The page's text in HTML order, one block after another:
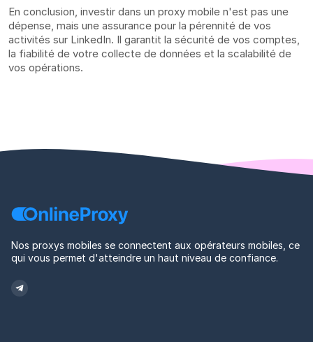
En conclusion, investir dans un proxy mobile n'est pas une
dépense, mais une assurance pour la pérennité de vos
activités sur LinkedIn. Il garantit la sécurité de vos comptes,
la fiabilité de votre collecte de données et la scalabilité de
vos opérations.
Nos proxys mobiles se connectent aux opérateurs mobiles, ce
qui vous permet d'atteindre un haut niveau de confiance.